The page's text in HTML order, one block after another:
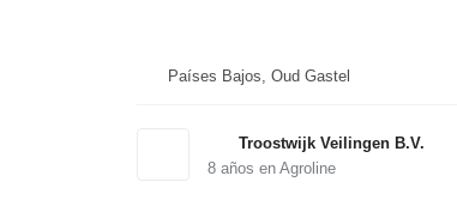
Países Bajos, Oud Gastel
Troostwijk Veilingen B.V.
8años en Agroline